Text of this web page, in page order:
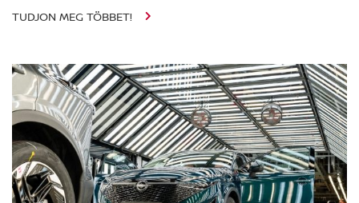
TUDJON MEG TÖBBET!